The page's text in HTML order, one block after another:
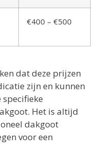
€400 – €500
dat deze prijzen
zijn en kunnen
Het is altijd
dakgoot
voor een